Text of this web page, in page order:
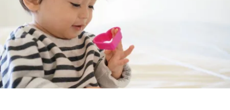
célébrant
St-
Valentin